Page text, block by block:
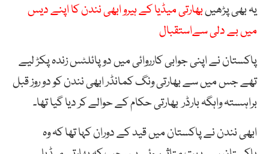
یہ بھی پڑھیںبھارتی میڈیا کے ہیرو ابھی نندن کا اپنے دیس
میں بے دلی سےاستقبال
پاکستان نے اپنی جوابی کارروائی میں دو پائلٹس زندہ پکڑ لیے
تھے جس میں سے بھارتی ونگ کمانڈر ابھی نندن کو دو روز قبل
براہستہ واہگہ بارڈر بھارتی حکام کے حوالے کر دیا گیا تھا۔
ابھی نندن نے پاکستان میں قید کے دوران کہا تھا کہ وہ